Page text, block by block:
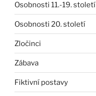
Osobnosti 11.-19. století
Osobnosti 20. století
Zločinci
Zábava
Fiktivní postavy